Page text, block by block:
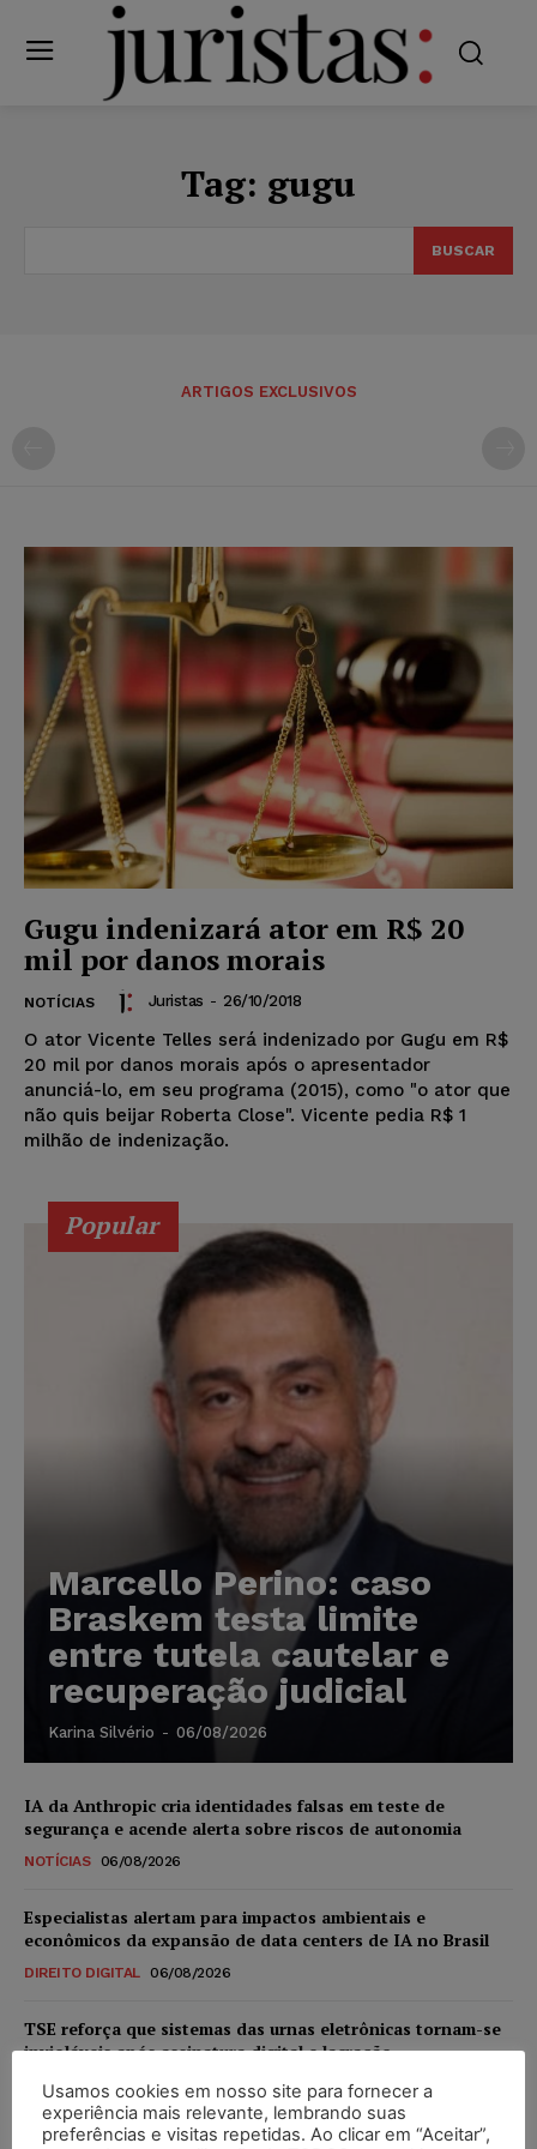
Tag: gugu
BUSCAR
ARTIGOS EXCLUSIVOS
Gugu indenizará ator em R$ 20
mil por danos morais
NOTÍCIAS Juristas - 26/10/2018
O ator Vicente Telles será indenizado por Gugu em R$
20 mil por danos morais após o apresentador
anunciá-lo, em seu programa (2015), como "o ator que
não quis beijar Roberta Close". Vicente pedia R$ 1
milhão de indenização.
Popular
Marcello Perino: caso
Braskem testa limite
entre tutela cautelar e
recuperação judicial
Karina Silvério - 06/08/2026
IA da Anthropic cria identidades falsas em teste de
segurança e acende alerta sobre riscos de autonomia
NOTÍCIAS 06/08/2026
Especialistas alertam para impactos ambientais e
econômicos da expansão de data centers de IA no Brasil
DIREITO DIGITAL 06/08/2026
TSE reforça que sistemas das urnas eletrônicas tornam-se
invioláveis após assinatura digital e lacração
NOTÍCIAS 06/08/2026
STF inicia julgamento sobre constitucionalidade da
Usamos cookies em nosso site para fornecer a
experiência mais relevante, lembrando suas
preferências e visitas repetidas. Ao clicar em “Aceitar”,